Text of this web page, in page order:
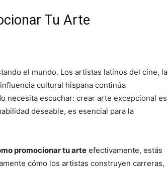
Tu Arte
el mundo. Los artistas latinos del cine, la
cultural hispana continúa
necesita escuchar: crear arte excepcional es
deseable, es esencial para la
promocionar tu arte efectivamente, estás
cómo los artistas construyen carreras,